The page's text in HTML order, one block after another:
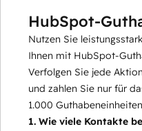
HubSpot-
Nutzen Sie
Ihnen mit HubSpot-
Verfolgen Sie jede
und zahlen Sie nur für
1.000
1. Wie viele Kontakte